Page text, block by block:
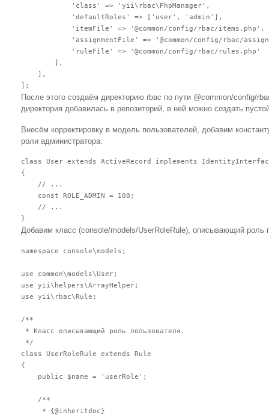
            'class' => 'yii\rbac\PhpManager',
            'defaultRoles' => ['user', 'admin'],
            'itemFile' => '@common/config/rbac/items.php',
'assignmentFile' => '@common/config/rbac/
            'ruleFile' => '@common/config/rbac/rules.php'
        ],
    ],
После этого создаём директорию rbac по пути @common/config/
директория добавилась в репозиторий, в ней можно создать
Внесём корректировку в модель пользователей, добавим
роли администратора:
class User extends ActiveRecord implements
{
    // ...
    const ROLE_ADMIN = 100;
    // ...
Добавим класс (console/models/UserRoleRule), описывающий роль
namespace console\models;
use common\models\User;
use yii\helpers\ArrayHelper;
use yii\rbac\Rule;
/**
* Класс описывающий роль пользователя.
*/
class UserRoleRule extends Rule
{
    public $name = 'userRole';
    /**
     * {@inheritdoc}